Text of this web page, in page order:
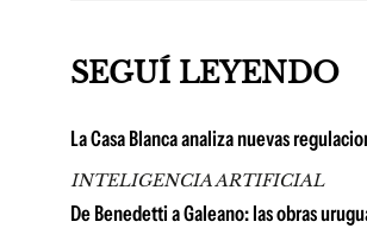
SEGUÍ LEYENDO
La Casa Blanca analiza nuevas
INTELIGENCIA ARTIFICIAL
De Benedetti a Galeano: las obras